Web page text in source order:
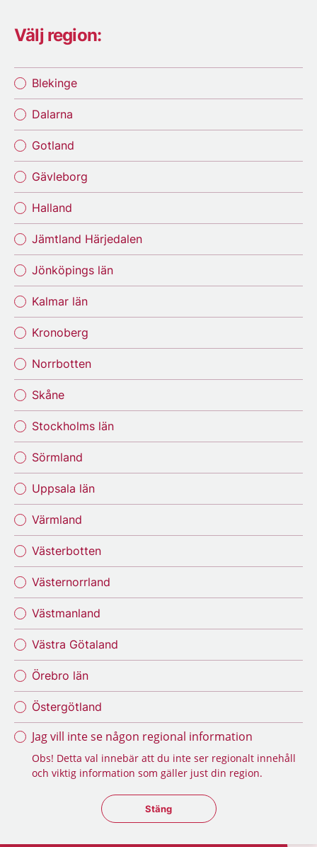
Välj region:
Blekinge
Dalarna
Gotland
Gävleborg
Halland
Jämtland Härjedalen
Jönköpings län
Kalmar län
Kronoberg
Norrbotten
Skåne
Stockholms län
Sörmland
Uppsala län
Värmland
Västerbotten
Västernorrland
Västmanland
Västra Götaland
Örebro län
Östergötland
Jag vill inte se någon regional information
Obs! Detta val innebär att du inte ser regionalt innehåll
och viktig information som gäller just din region.
Stäng regionsväljaren
Stäng